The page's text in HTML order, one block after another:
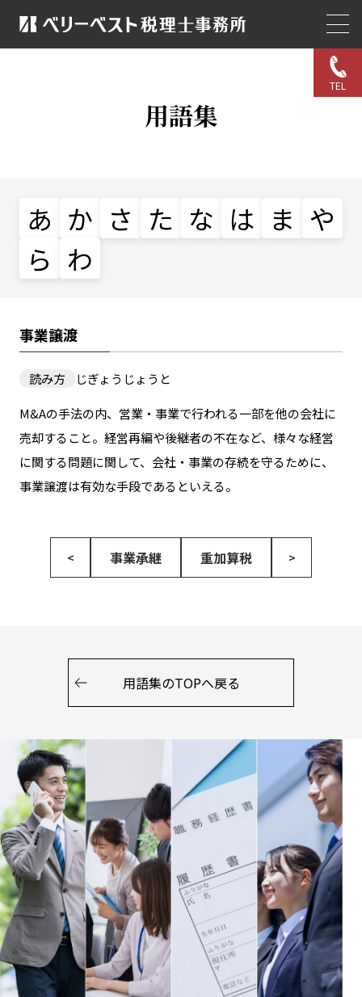
TEL
用語集
あ か さ た な は ま や
ら わ
事業譲渡
読み方 じぎょうじょうと
M&Aの手法の内、営業・事業で行われる一部を他の会社に
売却すること。経営再編や後継者の不在など、様々な経営
に関する問題に関して、会社・事業の存続を守るために、
事業譲渡は有効な手段であるといえる。
< 事業承継 重加算税 >
用語集のTOPへ戻る